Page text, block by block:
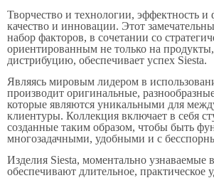
Творчество и технологии, эффектность и
качество и инновации. Этот
набор факторов, в сочетании со
ориентированным не только на
дистрибуцию, обеспечивает успех Siesta.
Являясь мировым лидером в
производит оригинальные,
которые являются уникальными для
клиентуры. Коллекция включает в себя
созданные таким образом, чтобы быть
многозадачными, удобными и с
Изделия Siesta, моментально узнаваемые
обеспечивают длительное, практическое